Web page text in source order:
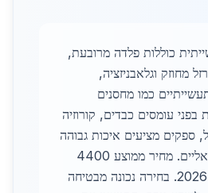
כוללות פלדה מרובעת,
מחוזק וגלאבניזציה,
כמו מחסנים
בפני עומסים כבדים, קורוזיה
ספקים מציעים איכות גבוהה
תואמת תקנים ישראליים. מחיר ממוצע 4400
שקלים לטון בשנת 2026. בחירה נכונה מבטיחה